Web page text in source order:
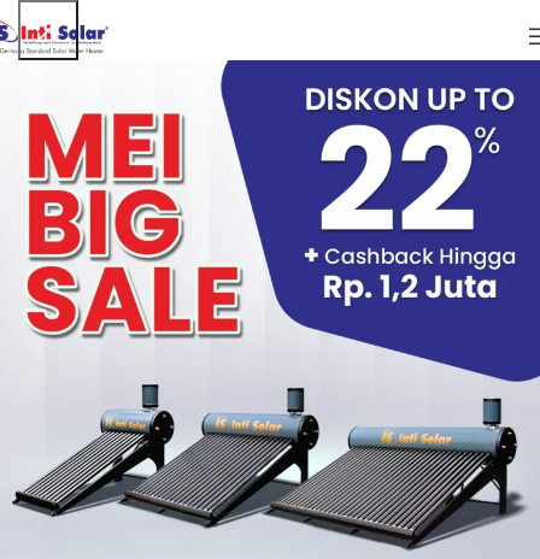
Dampak Penggunaan Energi Fosil:
Lingkungan, Kesehatan, dan Solusi Beralih
Energi